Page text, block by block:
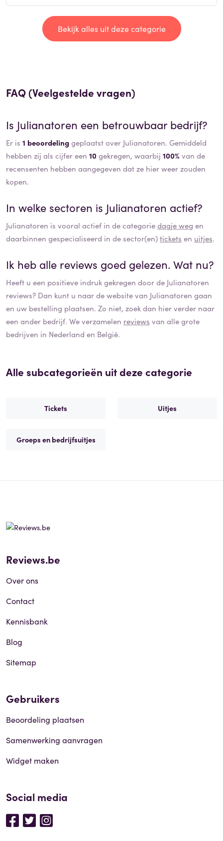
Bekijk alles uit deze categorie
FAQ (Veelgestelde vragen)
Is Julianatoren een betrouwbaar bedrijf?
Er is 1 beoordelinggeplaatst over Julianatoren. Gemiddeld
hebben zij als cijfer een 10 gekregen, waarbij 100% van de
recensenten hebben aangegeven dat ze hier weer zouden
kopen.
In welke sectoren is Julianatoren actief?
Julianatoren is vooral actief in de categoriedagje weg en
daarbinnen gespecialiseerd in de sector(en)tickets en uitjes.
Ik heb alle reviews goed gelezen. Wat nu?
Heeft u een positieve indruk gekregen door de Julianatoren
reviews? Dan kunt u naar de website van Julianatoren gaan
en uw bestelling plaatsen. Zo niet, zoek dan hier verder naar
een ander bedrijf. We verzamelen reviews van alle grote
bedrijven in Nederland en België.
Alle subcategorieën uit deze categorie
Tickets Uitjes
Groeps en bedrijfsuitjes
Reviews.be
Over ons
Contact
Kennisbank
Blog
Sitemap
Gebruikers
Beoordeling plaatsen
Samenwerking aanvragen
Widget maken
Social media